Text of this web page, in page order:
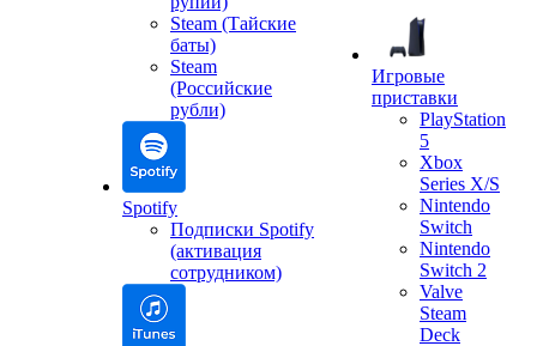
Steam (Тайские
баты)
Steam
(Российские
рубли)
Spotify
Подписки Spotify
(активация
сотрудником)
Игровые
приставки
PlayStation
5
Xbox
Series X/S
Nintendo
Switch
Nintendo
Switch 2
Valve
Steam
Deck